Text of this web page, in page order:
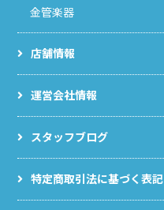
金管楽器
店舗情報
運営会社情報
スタッフブログ
特定商取引法に基づく表記